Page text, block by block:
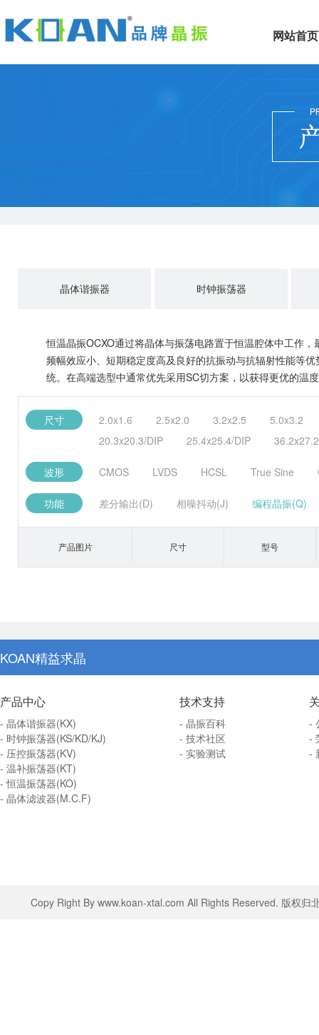
网站首页
晶体谐振器 时钟振荡器
恒温晶振OCXO通过将晶体与振荡电路置于恒温腔体中工作
频幅效应小、短期稳定度高及良好的抗振动与抗辐射性能等
统。在高端选型中通常优先采用SC切方案，以获得更优的温
尺寸 2.0x1.6 2.5x2.0 3.2x2.5
5.0x3.2
20.3x20.3/DIP
25.4x25.4/DIP
波形 CMOS LVDS HCSL True Sine
功能 差分输出(D) 相噪抖动(J) 编程晶振(Q)
产品图片 尺寸 型号
KOAN精益求晶
产品中心
- 晶体谐振器(KX)
- 时钟振荡器(KS/KD/KJ)
- 压控振荡器(KV)
- 温补振荡器(KT)
- 恒温振荡器(KO)
- 晶体滤波器(M.C.F)
技术支持
- 晶振百科
- 技术社区
- 实验测试
-
-
-
Copy Right By www.koan-xtal.com All Rights Reserved. 版权归